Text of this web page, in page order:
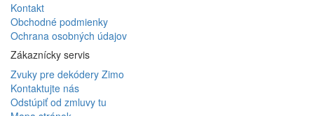
Kontakt
Obchodné podmienky
Ochrana osobných údajov
Zákaznícky servis
Zvuky pre dekódery Zimo
Kontaktujte nás
Odstúpiť od zmluvy tu